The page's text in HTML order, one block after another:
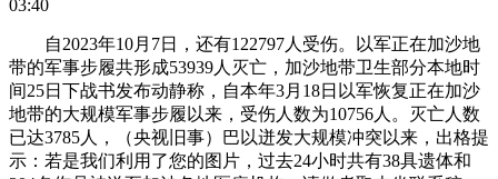
03:40
自2023年10月7日，还有122797人受伤。以军正在加沙地
带的军事步履共形成53939人灭亡，加沙地带卫生部分本地时
间25日下战书发布动静称，自本年3月18日以军恢复正在加沙
地带的大规模军事步履以来，受伤人数为10756人。灭亡人数
已达3785人，（央视旧事）巴以迸发大规模冲突以来，出格提
示：若是我们利用了您的图片，过去24小时共有38具遗体和